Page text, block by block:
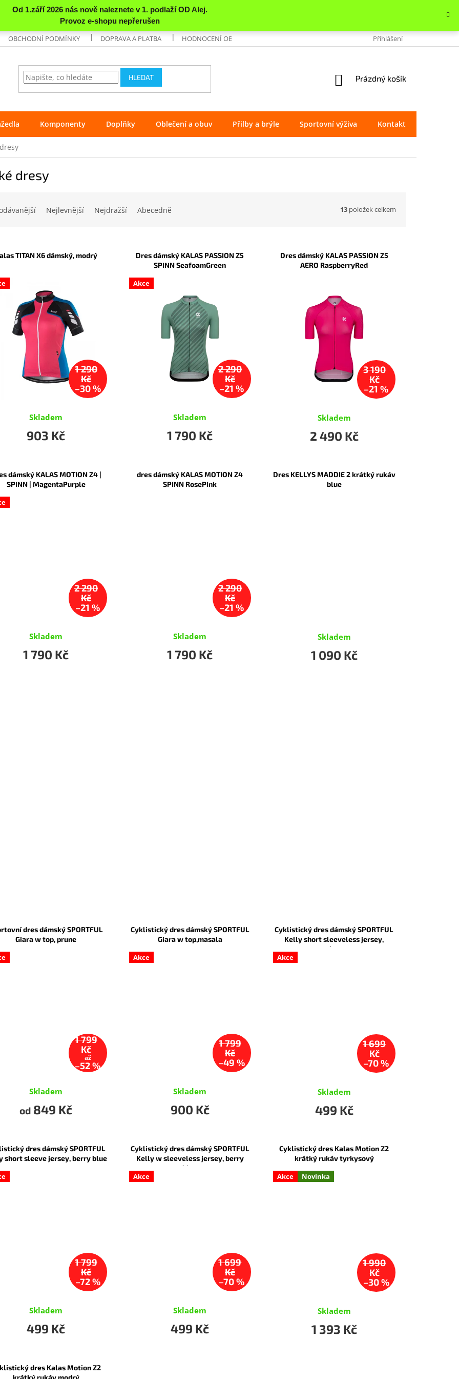
OBCHODNÍ PODMÍNKY DOPRAVA A PLATBA HODNOCENÍ OBCHODU REKLAMACE OCHRANA
Přihlášení
HLEDAT
NÁKUPNÍ
Prázdný košík
Komponenty Doplňky Oblečení a obuv Přilby a brýle Sportovní výživa Kontakt
dresy
Nejlevnější Nejdražší Abecedně 13 položek celkem
1 290
Kč
–30 %
TITAN X6 dámský, modrý
Skladem
903 Kč
Akce
2 290
Kč
–21 %
Dres dámský KALAS PASSION Z5
SPINN SeafoamGreen
Skladem
1 790 Kč
3 190
Kč
–21 %
Dres dámský KALAS PASSION Z5
AERO RaspberryRed
Skladem
2 490 Kč
2 290
Kč
–21 %
dámský KALAS MOTION Z4 |
SPINN | MagentaPurple
Skladem
1 790 Kč
2 290
Kč
–21 %
dres dámský KALAS MOTION Z4
SPINN RosePink
Skladem
1 790 Kč
Dres KELLYS MADDIE 2 krátký rukáv
blue
Skladem
1 090 Kč
1 799
Kč
až
–52 %
dres dámský SPORTFUL
Giara w top, prune
Skladem
od 849 Kč
Akce
1 799
Kč
–49 %
Cyklistický dres dámský SPORTFUL
Giara w top,masala
Skladem
900 Kč
Akce
1 699
Kč
–70 %
Cyklistický dres dámský SPORTFUL
Kelly short sleeveless jersey,
cyclamen
Skladem
499 Kč
1 799
Kč
–72 %
dres dámský SPORTFUL
short sleeve jersey, berry blue
Skladem
499 Kč
Akce
1 699
Kč
–70 %
Cyklistický dres dámský SPORTFUL
Kelly w sleeveless jersey, berry
blue
Skladem
499 Kč
Akce Novinka
1 990
Kč
–30 %
Cyklistický dres Kalas Motion Z2
krátký rukáv tyrkysový
Skladem
1 393 Kč
dres Kalas Motion Z2
krátký rukáv modrý